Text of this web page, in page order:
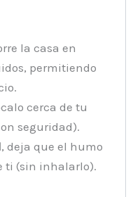
la casa en
permitiendo
cerca de tu
seguridad).
, deja que el humo
ti (sin inhalarlo).